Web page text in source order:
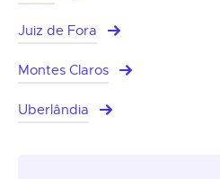
Juiz de Fora
Montes Claros
Uberlândia